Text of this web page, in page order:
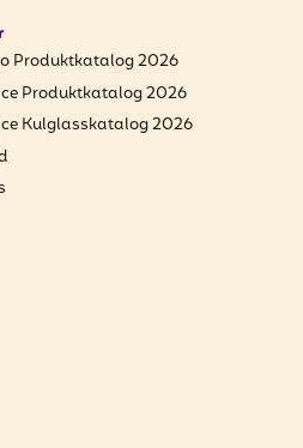
Produktkatalog 2026
Produktkatalog 2026
Kulglasskatalog 2026